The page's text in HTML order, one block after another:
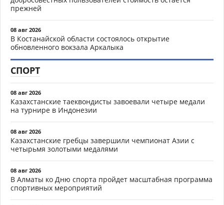
прежней
08 авг 2026
В Костанайской области состоялось открытие
обновленного вокзала Аркалыка
СПОРТ
08 авг 2026
Казахстанские таеквондисты завоевали четыре медали
на турнире в Индонезии
08 авг 2026
Казахстанские гребцы завершили чемпионат Азии с
четырьмя золотыми медалями
08 авг 2026
В Алматы ко Дню спорта пройдет масштабная программа
спортивных мероприятий